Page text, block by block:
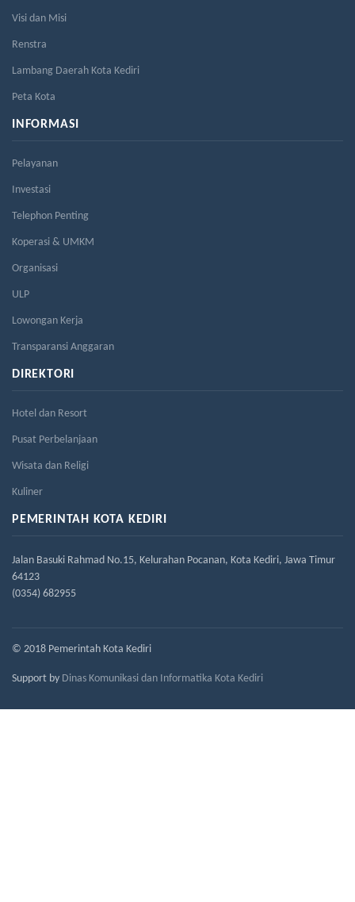
Visi dan Misi
Renstra
Lambang Daerah Kota Kediri
Peta Kota
INFORMASI
Pelayanan
Investasi
Telephon Penting
Koperasi & UMKM
Organisasi
ULP
Lowongan Kerja
Transparansi Anggaran
DIREKTORI
Hotel dan Resort
Pusat Perbelanjaan
Wisata dan Religi
Kuliner
PEMERINTAH KOTA KEDIRI
Jalan Basuki Rahmad No.15, Kelurahan Pocanan, Kota Kediri, Jawa Timur
64123
(0354) 682955
© 2018 Pemerintah Kota Kediri
Support by Dinas Komunikasi dan Informatika Kota Kediri